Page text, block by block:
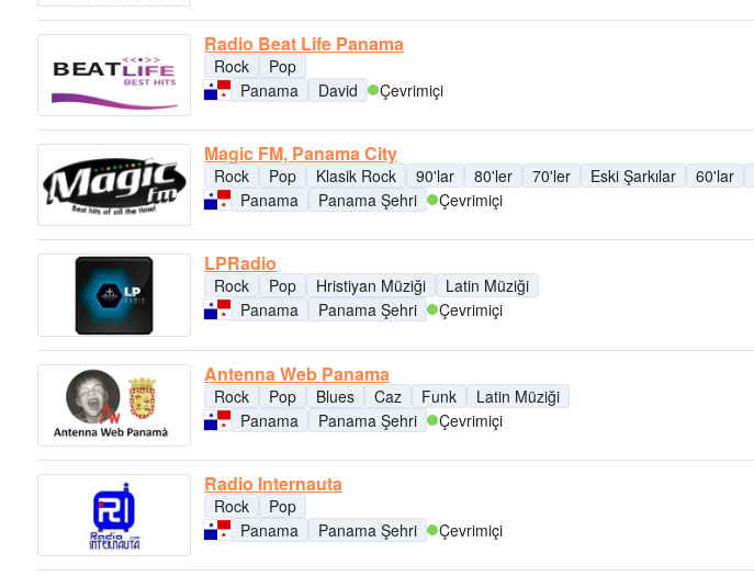
Radio Beat Life Panama
Rock
Pop
Panama
David Çevrimiçi
Magic FM, Panama City
Rock Pop Klasik Rock 90'lar 80'ler 70'ler Eski Şarkılar 60'lar
Panama
Panama Şehri Çevrimiçi
LPRadio
Rock Pop Hristiyan Müziği
Latin Müziği
Panama
Panama Şehri Çevrimiçi
Antenna Web Panama
Rock Pop Blues Caz Funk
Latin Müziği
Panama
Panama Şehri Çevrimiçi
Radio Internauta
Rock
Pop
Panama
Panama Şehri Çevrimiçi